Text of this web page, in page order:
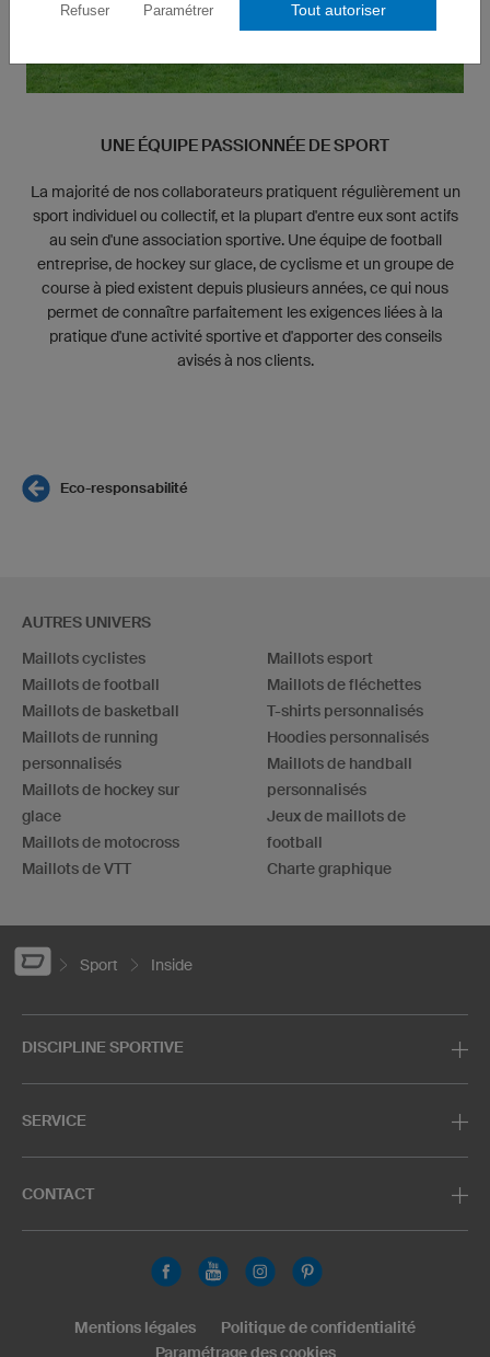
UNE ÉQUIPE PASSIONNÉE DE SPORT
La majorité de nos collaborateurs pratiquent régulièrement un
sport individuel ou collectif, et la plupart d'entre eux sont actifs
au sein d'une association sportive. Une équipe de football
entreprise, de hockey sur glace, de cyclisme et un groupe de
course à pied existent depuis plusieurs années, ce qui nous
permet de connaître parfaitement les exigences liées à la
pratique d'une activité sportive et d'apporter des conseils
avisés à nos clients.
Eco-responsabilité
AUTRES UNIVERS
Maillots cyclistes
Maillots de football
Maillots de basketball
Maillots de running
personnalisés
Maillots de hockey sur
glace
Maillots de motocross
Maillots de VTT
Maillots esport
Maillots de fléchettes
T-shirts personnalisés
Hoodies personnalisés
Maillots de handball
personnalisés
Jeux de maillots de
football
Charte graphique
Sport Inside
DISCIPLINE SPORTIVE
SERVICE
CONTACT
Mentions légales
Politique de confidentialité
Paramétrage des cookies
Refuser Paramétrer Tout autoriser